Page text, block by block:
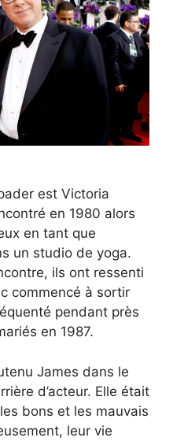
est Victoria
en 1980 alors
en tant que
un studio de yoga.
ils ont ressenti
commencé à sortir
pendant près
en 1987.
James dans le
d’acteur. Elle était
bons et les mauvais
leur vie